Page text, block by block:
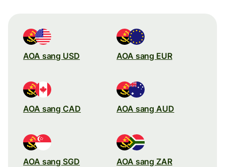
AOA sang USD AOA sang EUR
AOA sang CAD AOA sang AUD
AOA sang SGD AOA sang ZAR